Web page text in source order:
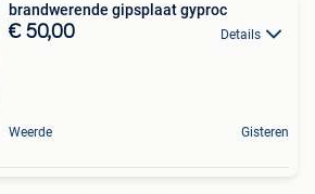
brandwerende gipsplaat gyproc
€ 50,00 Details
Weerde Gisteren